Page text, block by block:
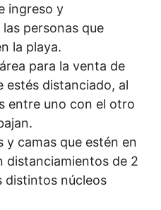
ingreso y
personas que
la playa.
para la venta de
estés distanciado, al
entre uno con el otro
y camas que estén en
distanciamientos de 2
distintos núcleos